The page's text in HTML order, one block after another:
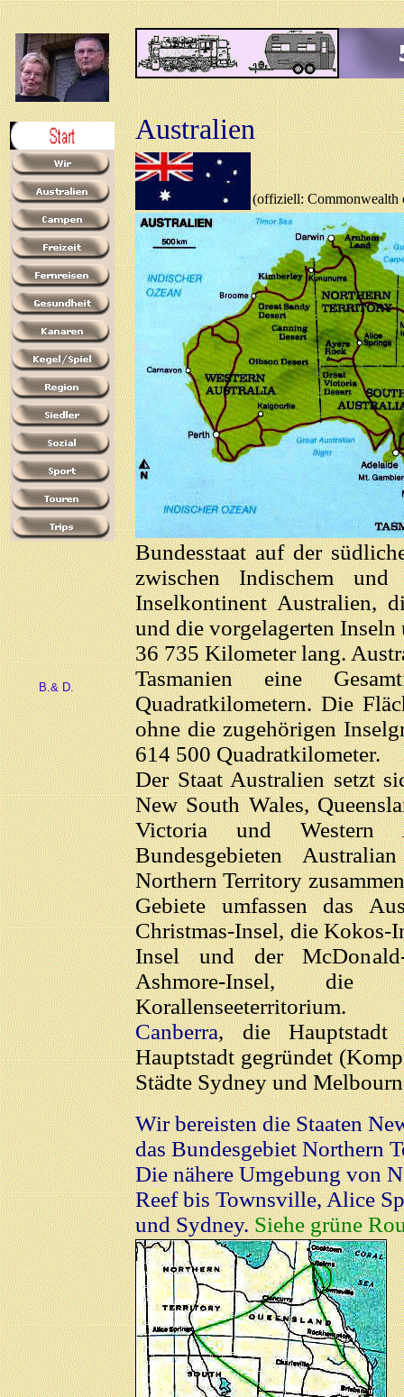
B.& D.
Australien
(offiziell: Commonwealth
Bundesstaat auf der
zwischen Indischem
Inselkontinent Australien,
und die vorgelagerten
36 735 Kilometer lang.
Tasmanien eine
Quadratkilometern. Die
ohne die zugehörigen
614 500 Quadratkilometer.
Der Staat Australien setzt
New South Wales,
Victoria und Western
Bundesgebieten
Northern Territory
Gebiete umfassen das
Christmas-Insel, die Kokos-
Insel und der
Ashmore-Insel, die
Korallenseeterritorium.
Canberra, die Hauptstadt
Hauptstadt gegründet
Städte Sydney und
Wir bereisten die Staaten
das Bundesgebiet Northern
Die nähere Umgebung von
Reef bis Townsville, Alice
und Sydney.Siehe grüne